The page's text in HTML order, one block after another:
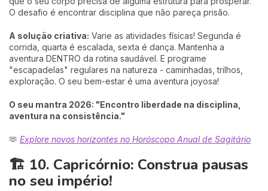
O desafio é encontrar disciplina que não pareça prisão.
A solução criativa: Varie as atividades físicas! Segunda é
corrida, quarta é escalada, sexta é dança. Mantenha a
aventura DENTRO da rotina saudável. E programe
"escapadelas" regulares na natureza - caminhadas, trilhos,
exploração. O seu bem-estar é uma aventura joyosa!
O seu mantra 2026: "Encontro liberdade na disciplina,
aventura na consistência."
🫶 Explore novos horizontes no Horóscopo Anual de Sagitário
🏗️ 10. Capricórnio: Construa pausas
no seu império!